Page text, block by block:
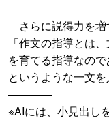
さらに説得力を増
「作文の指導とは
を育てる指導なので
というような一文を
――――
※AIには、小見出し